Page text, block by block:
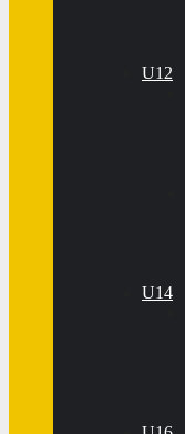
U12
U14